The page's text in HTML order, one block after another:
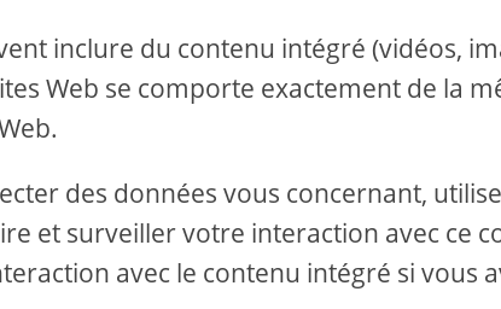
inclure du contenu intégré (vidéos,
Web se comporte exactement de la
des données vous concernant,
et surveiller votre interaction avec ce
avec le contenu intégré si vous